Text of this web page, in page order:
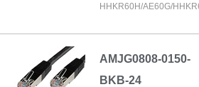
HHKR60H/AE60G/
AMJG0808-0150-
BKB-24